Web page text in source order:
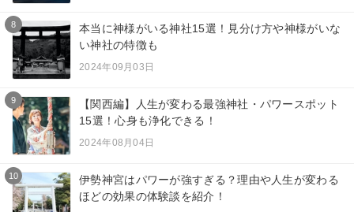
8
本当に神様がいる神社15選！見分け方や神様がいな
い神社の特徴も
2024年09月03日
9
【関西編】人生が変わる最強神社・パワースポット
15選！心身も浄化できる！
2024年08月04日
10
伊勢神宮はパワーが強すぎる？理由や人生が変わる
ほどの効果の体験談を紹介！